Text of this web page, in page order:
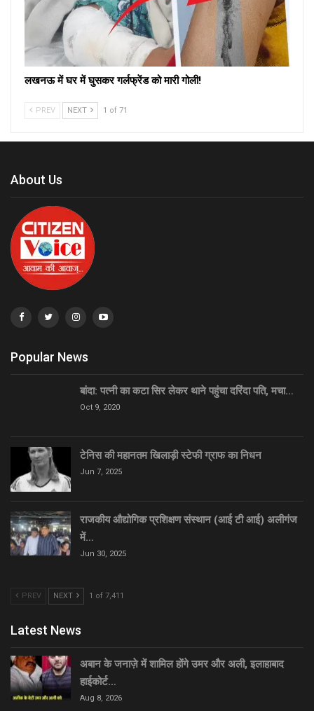
लखनऊ में घर में घुसकर गर्लफ्रेंड को मारी गोली!
PREV NEXT 1 of 71
About Us
Popular News
बांदा: पत्नी का कटा सिर लेकर थाने पहुंचा दरिंदा पति, मचा…
Oct 9, 2020
टेनिस की महानतम खिलाड़ी स्टेफी ग्राफ का निधन
Jun 7, 2025
राजकीय औद्योगिक प्रशिक्षण संस्थान (आई टी आई) अलीगंज
में…
Jun 30, 2025
PREV NEXT 1 of 7,411
Latest News
अबान के जनाज़े में शामिल होंगे उमर और अली, इलाहाबाद
हाईकोर्ट…
Aug 8, 2026